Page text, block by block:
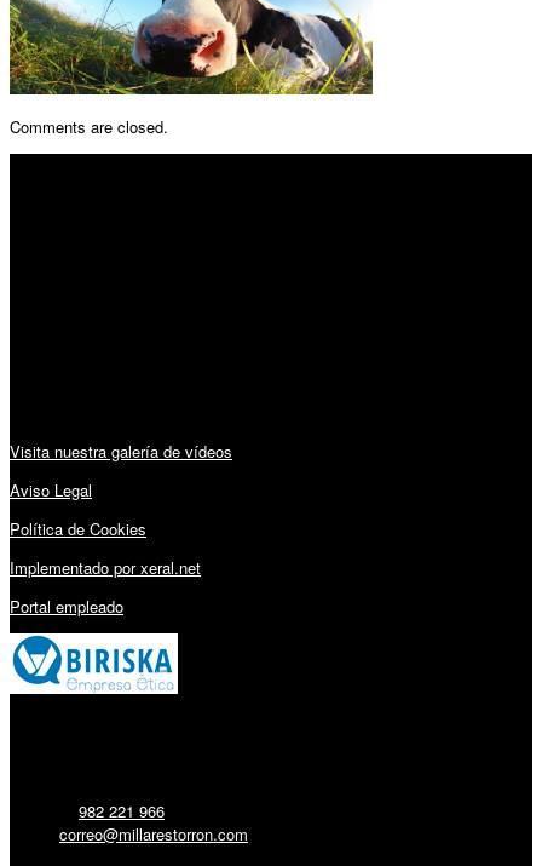
Comments are closed.
Visita nuestra galería de vídeos
Aviso Legal
Política de Cookies
Implementado por xeral.net
Portal empleado
982 221 966
correo@millarestorron.com